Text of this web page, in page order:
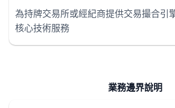
為持牌交易所或經紀商提供交易撮合引
核心技術服務
業務邊界說明